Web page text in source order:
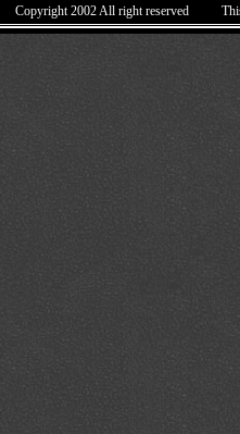
Copyright 2002All right reserved This